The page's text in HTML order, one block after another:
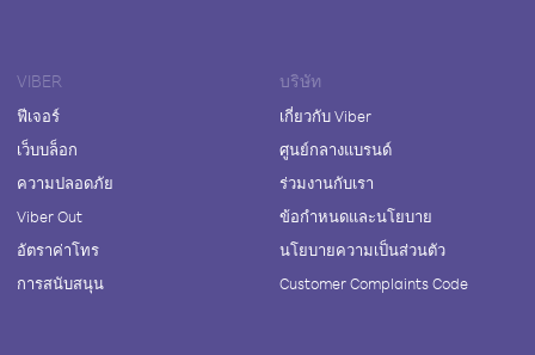
VIBER
ฟีเจอร์
เว็บบล็อก
ความปลอดภัย
Viber Out
อัตราค่าโทร
การสนับสนุน
บริษัท
เกี่ยวกับ Viber
ศูนย์กลางแบรนด์
ร่วมงานกับเรา
ข้อกำหนดและนโยบาย
นโยบายความเป็นส่วนตัว
Customer Complaints Code